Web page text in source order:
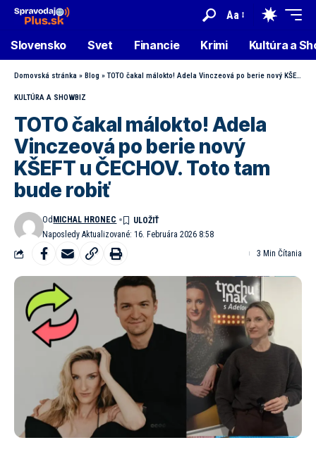
Aa
Slovensko Svet Financie Krimi Kultúra a
Domovská stránka » Blog »TOTO čakal málokto! Adela Vinczeová po berie nový KŠEFT u ČECHOV. Toto tam bude robiť
KULTÚRA A SHOWBIZ
TOTO čakal málokto! Adela
Vinczeová po berie nový
KŠEFT u ČECHOV. Toto tam
bude robiť
Naposledy Aktualizované: 16. Februára 2026 8:58
Od MICHAL HRONEC
3 Min Čítania